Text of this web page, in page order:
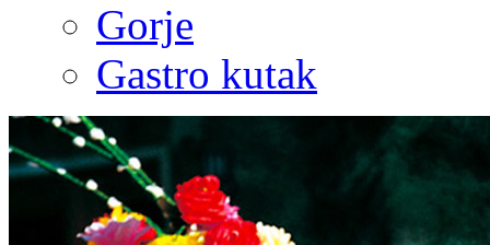
Gorje
Gastro kutak